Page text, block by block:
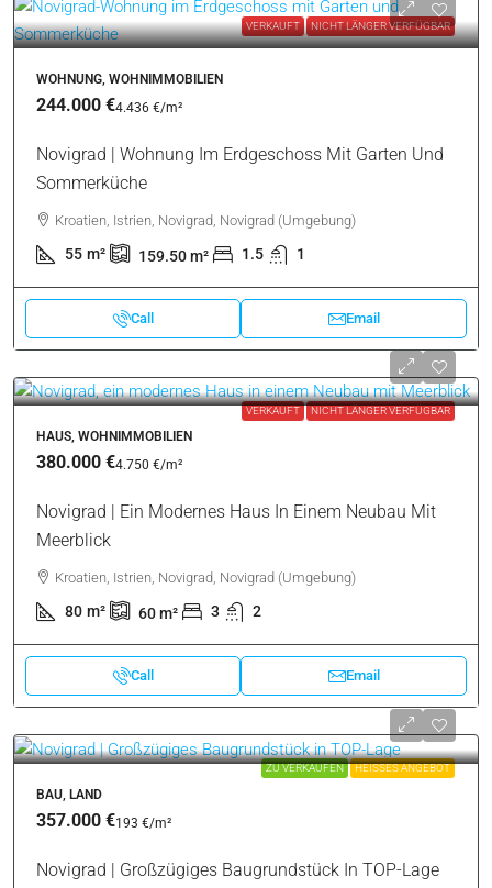
VERKAUFT NICHT LÄNGER VERFÜGBAR
WOHNUNG, WOHNIMMOBILIEN
244.000 €4.436 €/m²
Novigrad | Wohnung Im Erdgeschoss Mit Garten Und
Sommerküche
Kroatien, Istrien, Novigrad, Novigrad (Umgebung)
55 m² 159.50m² 1.5 1
Call Email
VERKAUFT NICHT LÄNGER VERFÜGBAR
HAUS, WOHNIMMOBILIEN
380.000 €4.750 €/m²
Novigrad | Ein Modernes Haus In Einem Neubau Mit
Meerblick
Kroatien, Istrien, Novigrad, Novigrad (Umgebung)
80 m² 60m² 3 2
Call Email
ZU VERKAUFEN HEISSES ANGEBOT
BAU, LAND
357.000 €193 €/m²
Novigrad | Großzügiges Baugrundstück In TOP-Lage